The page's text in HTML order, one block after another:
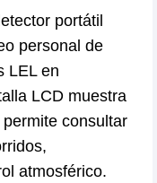
portátil
personal de
LEL en
LCD muestra
consultar
atmosférico.